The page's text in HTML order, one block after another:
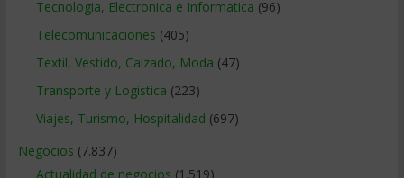
Tecnologia, Electronica e Informatica (96)
Telecomunicaciones (405)
Textil, Vestido, Calzado, Moda (47)
Transporte y Logistica (223)
Viajes, Turismo, Hospitalidad (697)
Negocios (7.837)
Actualidad de negocios (1.519)